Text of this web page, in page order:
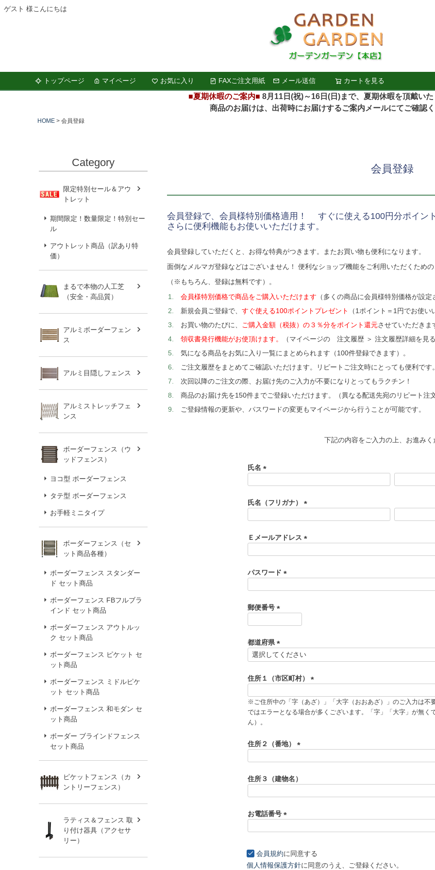
ゲスト 様こんにちは
トップページ マイページ お気に入り FAXご注文用紙 メール送信 カートを見る
検索
■夏期休暇のご案内■ 8月11日(祝)～16日(日)まで、夏期休暇を頂戴い
商品のお届けは、出荷時にお届けするご案内メールにてご確認く
HOME 会員登録
Category
限定特別セール＆アウ
トレット
期間限定！数量限定！特別セー
ル
アウトレット商品（訳あり特
価）
まるで本物の人工芝
（安全・高品質）
アルミボーダーフェン
ス
アルミ目隠しフェンス
アルミストレッチフェ
ンス
ボーダーフェンス（ウ
ッドフェンス）
ヨコ型 ボーダーフェンス
タテ型 ボーダーフェンス
お手軽ミニタイプ
ボーダーフェンス（セ
ット商品各種）
ボーダーフェンス スタンダー
ド セット商品
ボーダーフェンス FBフルブラ
インド セット商品
ボーダーフェンス アウトルッ
ク セット商品
ボーダーフェンス ピケット セ
ット商品
ボーダーフェンス ミドルピケ
ット セット商品
ボーダーフェンス 和モダン セ
ット商品
ボーダー ブラインドフェンス
セット商品
ピケットフェンス（カ
ントリーフェンス）
ラティス＆フェンス 取
り付け器具（アクセサ
リー）
会員登録
会員登録で、会員様特別価格適用！ すぐに使える100円分ポイン
さらに便利機能もお使いいただけます。
会員登録していただくと、お得な特典がつきます。またお買い物も便利になります。
面倒なメルマガ登録などはございません！ 便利なショップ機能をご利用いただくため
（※もちろん、登録は無料です）。
会員様特別価格で商品をご購入いただけます （多くの商品に会員様特別価格が設
新規会員ご登録で、 すぐ使える100ポイントプレゼント
（1ポイント＝1円でお使
お買い物のたびに、
ご購入金額（税抜）の３％分をポイント還元させていただき
領収書発行機能がお使頂けます。
（マイページの 注文履歴 ＞ 注文履歴詳細を見
気になる商品をお気に入り一覧にまとめられます（100件登録できます）。
ご注文履歴をまとめてご確認いただけます。リピートご注文時にとっても便利です
次回以降のご注文の際、お届け先のご入力が不要になりとってもラクチン！
商品のお届け先を150件までご登録いただけます。（異なる配送先宛のリピート
ご登録情報の更新や、パスワードの変更もマイページから行うことが可能です。
下記の内容をご入力の上、お進みく
氏名
須
)
氏名（フリガナ）
須
)
Ｅメールアドレス
)
パスワード
)
郵便番号
須
)
都道府県
(
須
)
住所１（市区町村）
必
須
※ご住所中の「字（あざ）」「大字（おおあざ）」のご入力は不
ではエラーとなる場合が多くございます。「字」「大字」が無く
ん）。
住所２（番地）
須
)
住所３（建物名）
お電話番号
)
会員規約に同意する
個人情報保護方針に同意のうえ、ご登録ください。